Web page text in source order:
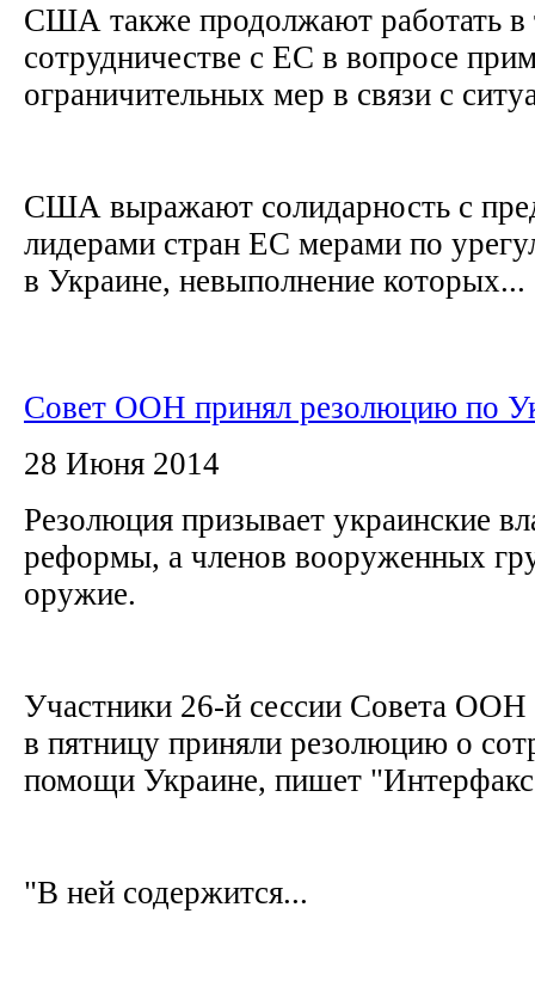
США также продолжают работать в
сотрудничестве с ЕС в вопросе
ограничительных мер в связи с
США выражают солидарность с
лидерами стран ЕС мерами по
в Украине, невыполнение которых...
Совет ООН принял резолюцию по
28 Июня 2014
Резолюция призывает украинские
реформы, а членов вооруженных
оружие.
Участники 26-й сессии Совета ООН
в пятницу приняли резолюцию о
помощи Украине, пишет
"В ней содержится...